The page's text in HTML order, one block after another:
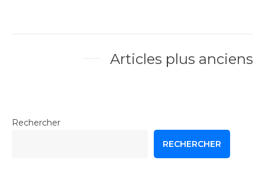
Articles plus anciens
Rechercher
RECHERCHER